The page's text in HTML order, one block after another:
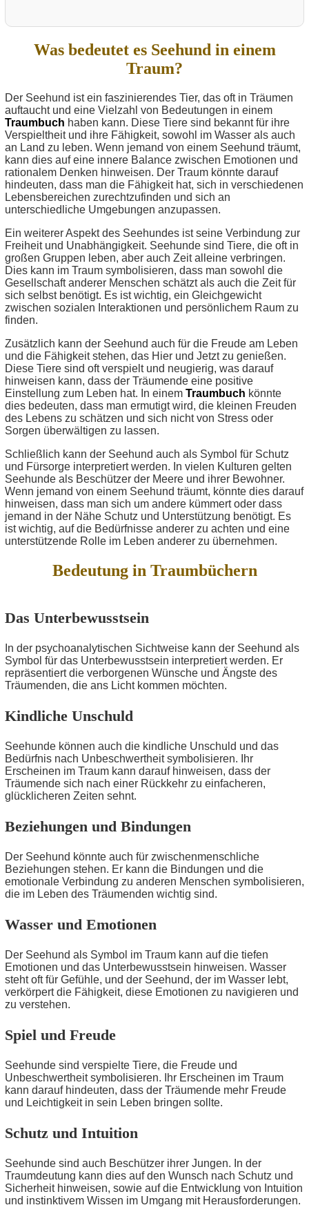
Was bedeutet es Seehund in einem
Traum?
Der Seehund ist ein faszinierendes Tier, das oft in Träumen
auftaucht und eine Vielzahl von Bedeutungen in einem
Traumbuch haben kann. Diese Tiere sind bekannt für ihre
Verspieltheit und ihre Fähigkeit, sowohl im Wasser als auch
an Land zu leben. Wenn jemand von einem Seehund träumt,
kann dies auf eine innere Balance zwischen Emotionen und
rationalem Denken hinweisen. Der Traum könnte darauf
hindeuten, dass man die Fähigkeit hat, sich in verschiedenen
Lebensbereichen zurechtzufinden und sich an
unterschiedliche Umgebungen anzupassen.
Ein weiterer Aspekt des Seehundes ist seine Verbindung zur
Freiheit und Unabhängigkeit. Seehunde sind Tiere, die oft in
großen Gruppen leben, aber auch Zeit alleine verbringen.
Dies kann im Traum symbolisieren, dass man sowohl die
Gesellschaft anderer Menschen schätzt als auch die Zeit für
sich selbst benötigt. Es ist wichtig, ein Gleichgewicht
zwischen sozialen Interaktionen und persönlichem Raum zu
finden.
Zusätzlich kann der Seehund auch für die Freude am Leben
und die Fähigkeit stehen, das Hier und Jetzt zu genießen.
Diese Tiere sind oft verspielt und neugierig, was darauf
hinweisen kann, dass der Träumende eine positive
Einstellung zum Leben hat. In einem Traumbuch könnte
dies bedeuten, dass man ermutigt wird, die kleinen Freuden
des Lebens zu schätzen und sich nicht von Stress oder
Sorgen überwältigen zu lassen.
Schließlich kann der Seehund auch als Symbol für Schutz
und Fürsorge interpretiert werden. In vielen Kulturen gelten
Seehunde als Beschützer der Meere und ihrer Bewohner.
Wenn jemand von einem Seehund träumt, könnte dies darauf
hinweisen, dass man sich um andere kümmert oder dass
jemand in der Nähe Schutz und Unterstützung benötigt. Es
ist wichtig, auf die Bedürfnisse anderer zu achten und eine
unterstützende Rolle im Leben anderer zu übernehmen.
Bedeutung in Traumbüchern
Das Unterbewusstsein
In der psychoanalytischen Sichtweise kann der Seehund als
Symbol für das Unterbewusstsein interpretiert werden. Er
repräsentiert die verborgenen Wünsche und Ängste des
Träumenden, die ans Licht kommen möchten.
Kindliche Unschuld
Seehunde können auch die kindliche Unschuld und das
Bedürfnis nach Unbeschwertheit symbolisieren. Ihr
Erscheinen im Traum kann darauf hinweisen, dass der
Träumende sich nach einer Rückkehr zu einfacheren,
glücklicheren Zeiten sehnt.
Beziehungen und Bindungen
Der Seehund könnte auch für zwischenmenschliche
Beziehungen stehen. Er kann die Bindungen und die
emotionale Verbindung zu anderen Menschen symbolisieren,
die im Leben des Träumenden wichtig sind.
Wasser und Emotionen
Der Seehund als Symbol im Traum kann auf die tiefen
Emotionen und das Unterbewusstsein hinweisen. Wasser
steht oft für Gefühle, und der Seehund, der im Wasser lebt,
verkörpert die Fähigkeit, diese Emotionen zu navigieren und
zu verstehen.
Spiel und Freude
Seehunde sind verspielte Tiere, die Freude und
Unbeschwertheit symbolisieren. Ihr Erscheinen im Traum
kann darauf hindeuten, dass der Träumende mehr Freude
und Leichtigkeit in sein Leben bringen sollte.
Schutz und Intuition
Seehunde sind auch Beschützer ihrer Jungen. In der
Traumdeutung kann dies auf den Wunsch nach Schutz und
Sicherheit hinweisen, sowie auf die Entwicklung von Intuition
und instinktivem Wissen im Umgang mit Herausforderungen.